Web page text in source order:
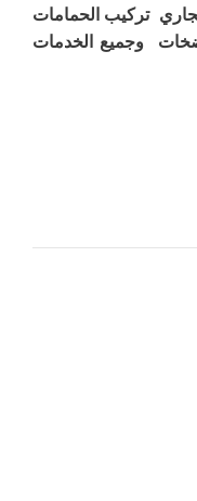
تركيب الحمامات
وجميع الخدمات